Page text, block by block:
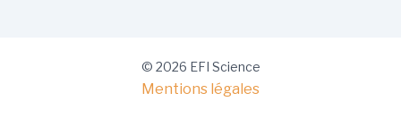
© 2026 EFI Science
Mentions légales